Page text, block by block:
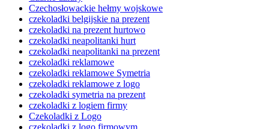
Czechosłowackie hełmy wojskowe
czekoladki belgijskie na prezent
czekoladki na prezent hurtowo
czekoladki neapolitanki hurt
czekoladki neapolitanki na prezent
czekoladki reklamowe
czekoladki reklamowe Symetria
czekoladki reklamowe z logo
czekoladki symetria na prezent
czekoladki z logiem firmy
Czekoladki z Logo
czekoladki z logo firmowym